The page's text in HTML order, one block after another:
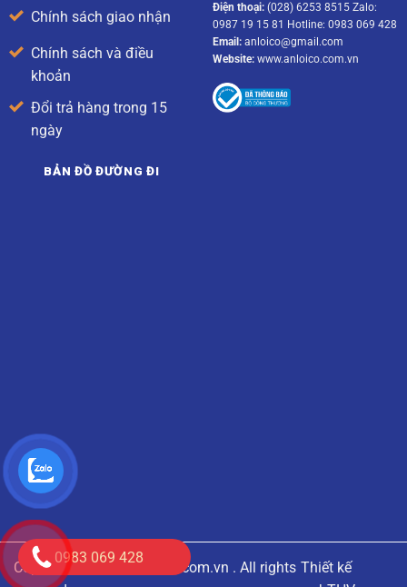
Chính sách giao nhận
Chính sách và điều
khoản
Đổi trả hàng trong 15
ngày
Điện thoại:(028) 6253 8515 Zalo:
0987 19 15 81 Hotline: 0983 069 428
Email:anloico@gmail.com
Website:www.anloico.com.vn
BẢN ĐỒ ĐƯỜNG ĐI
Copyright © 2020anloico.com.vn . All rights Thiết kế
0983 069 428